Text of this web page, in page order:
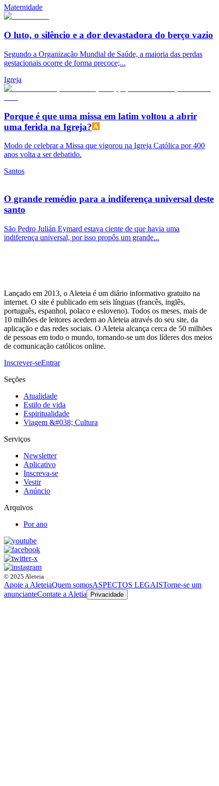
Maternidade
O luto, o silêncio e a dor devastadora do berço vazio
Segundo a Organização Mundial de Saúde, a maioria das perdas
gestacionais ocorre de forma precoce;...
Igreja
Porque é que uma missa em latim voltou a abrir
uma ferida na Igreja?
Modo de celebrar a Missa que vigorou na Igreja Católica por 400
anos volta a ser debatido.
Santos
O grande remédio para a indiferença universal deste
santo
São Pedro Julián Eymard estava ciente de que havia uma
indiferença universal, por isso propôs um grande...
Lançado em 2013, o Aleteia é um diário informativo gratuito na
internet. O site é publicado em seis línguas (francês, inglês,
português, espanhol, polaco e esloveno). Todos os meses, mais de
10 milhões de leitores acedem ao Aleteia através do seu site, da
aplicação e das redes sociais. O Aleteia alcança cerca de 50 milhões
de pessoas em todo o mundo, tornando-se um dos líderes dos meios
de comunicação católicos online.
Inscrever-seEntrar
Seções
Atualidade
Estilo de vida
Espiritualidade
Viagem &#038; Cultura
Serviços
Newsletter
Aplicativo
Inscreva-se
Vestir
Anúncio
Arquivos
Por ano
© 2025 Aleteia
Apoie a AleteiaQuem somosASPECTOS LEGAISTorne-se um
anuncianteContate a Aletia Privacidade